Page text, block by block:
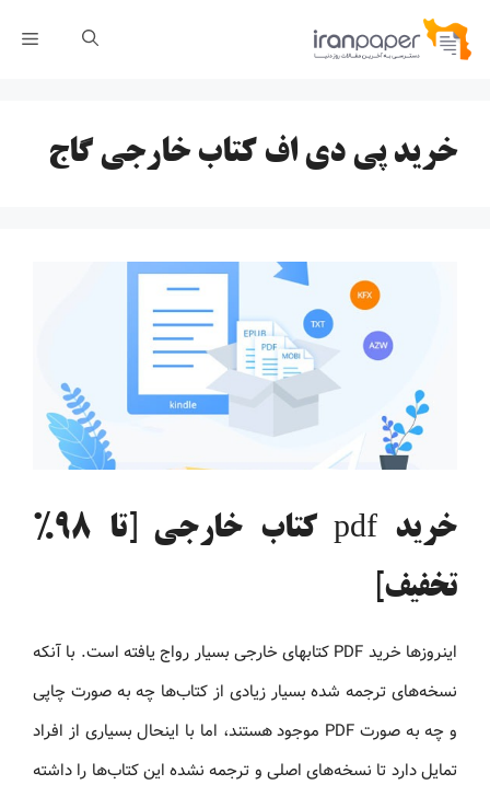
پرش
خرید پی دی اف کتاب خارجی گاج
خرید pdf کتاب خارجی [تا 98%
تخفیف]
اینروزها خرید PDF کتاب‎های خارجی بسیار رواج یافته است. با آنکه
نسخه‌های ترجمه شده بسیار زیادی از کتاب‌ها چه به صورت چاپی
و چه به صورت PDF موجود هستند، اما با اینحال بسیاری از افراد
تمایل دارد تا نسخه‌های اصلی و ترجمه نشده این کتاب‌ها را داشته